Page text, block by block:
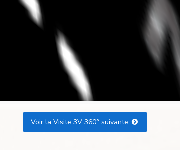
Voir la Visite 3V 360° suivante